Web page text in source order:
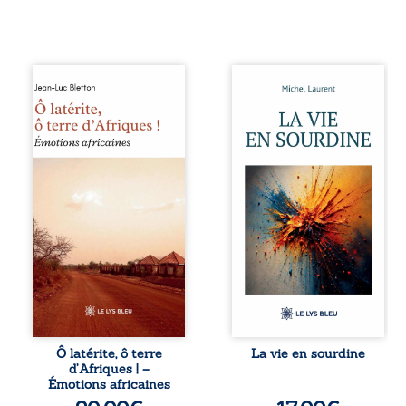
Ô latérite, ô terre
d’Afriques ! est un
poétique et
authentique aux
paysages, aux
émotions brutes
d’un continent en
entre traditions et
modernité. Des
souvenirs intimes
– la pluie à
Namoungou, le
baobab de
Zagtouli – aux
portraits
marquants –
Thomas Sankara,
Hamadoun Dicko,
Ô latérite, ô terre
d’Afriques ! –
Émotions africaines
Nina et Pierre se
très jeunes,
presque par
hasard, et se sont
aimés simplement,
persuadés que la
présence de
l’autre suffirait. Ils
mènent une
existence
modeste, rythmée
par le travail, la
fatigue et les
de la mère de
vivent, fragilise un
équilibre déjà
La vie en sourdine